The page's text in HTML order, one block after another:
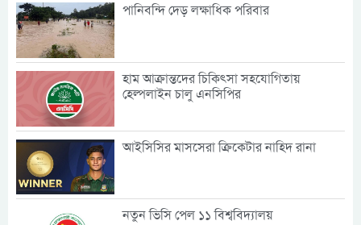
পানিবন্দি দেড় লক্ষাধিক পরিবার
হাম আক্রান্তদের চিকিৎসা সহযোগিতায়
হেল্পলাইন চালু এনসিপির
আইসিসির মাসসেরা ক্রিকেটার নাহিদ রানা
নতুন ভিসি পেল ১১ বিশ্ববিদ্যালয়